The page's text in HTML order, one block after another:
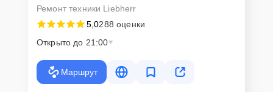
Ремонт техники Liebherr
5,0288 оценки
Открыто до 21:00
Маршрут